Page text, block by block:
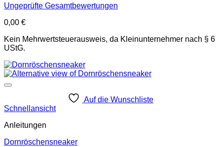
Ungeprüfte Gesamtbewertungen
0,00 €
Kein Mehrwertsteuerausweis, da Kleinunternehmer nach § 6
UStG.
Auf die Wunschliste
Schnellansicht
Anleitungen
Dornröschensneaker